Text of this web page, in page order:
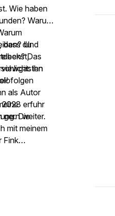
Wie haben
Warum
Und
Das
als Autor
gern weiter.
dass du
ihn
2023 erfuhr
Die
mit meinem
Fink